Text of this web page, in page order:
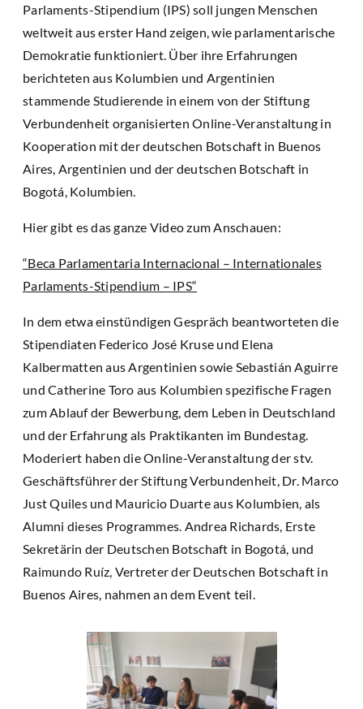
Parlaments-Stipendium (IPS) soll jungen Menschen
weltweit aus erster Hand zeigen, wie parlamentarische
Demokratie funktioniert. Über ihre Erfahrungen
berichteten aus Kolumbien und Argentinien
stammende Studierende in einem von der Stiftung
Verbundenheit organisierten Online-Veranstaltung in
Kooperation mit der deutschen Botschaft in Buenos
Aires, Argentinien und der deutschen Botschaft in
Bogotá, Kolumbien.
Hier gibt es das ganze Video zum Anschauen:
“Beca Parlamentaria Internacional – Internationales
Parlaments-Stipendium – IPS“
In dem etwa einstündigen Gespräch beantworteten die
Stipendiaten Federico José Kruse und Elena
Kalbermatten aus Argentinien sowie Sebastián Aguirre
und Catherine Toro aus Kolumbien spezifische Fragen
zum Ablauf der Bewerbung, dem Leben in Deutschland
und der Erfahrung als Praktikanten im Bundestag.
Moderiert haben die Online-Veranstaltung der stv.
Geschäftsführer der Stiftung Verbundenheit, Dr. Marco
Just Quiles und Mauricio Duarte aus Kolumbien, als
Alumni dieses Programmes. Andrea Richards, Erste
Sekretärin der Deutschen Botschaft in Bogotá, und
Raimundo Ruíz, Vertreter der Deutschen Botschaft in
Buenos Aires, nahmen an dem Event teil.